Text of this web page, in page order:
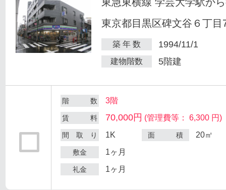
東京都目黒区碑文谷６丁目
築 年 数 1994/11/1
建物階数 5階建
階 数 3階
賃 料 70,000円 (管理費等： 6,300 円)
間 取 り 1K 面 積 20㎡
敷金 1ヶ月
礼金 1ヶ月